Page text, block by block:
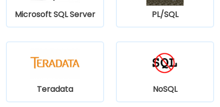
Microsoft SQL Server PL/SQL
Teradata NoSQL